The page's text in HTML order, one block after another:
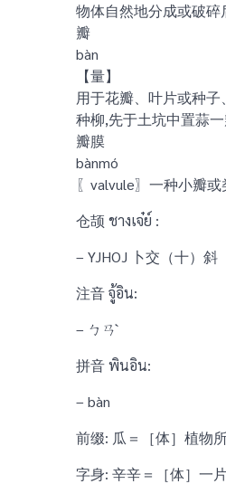
物体自然地分成或破
瓣
bàn
【量】
用于花瓣、叶片或种子
种柳,先于土坑中置蒜
瓣膜
bànmó
〖valvule〗一种小瓣
仓颉 ชางเจ๋ย์ :
– YJHOJ 卜交（十）斜
注音 จู้อิน:
– ㄅㄢˋ
拼音 พินอิน:
– bàn
前缀: 瓜＝［体］植物
字身: 辛辛＝［体］一